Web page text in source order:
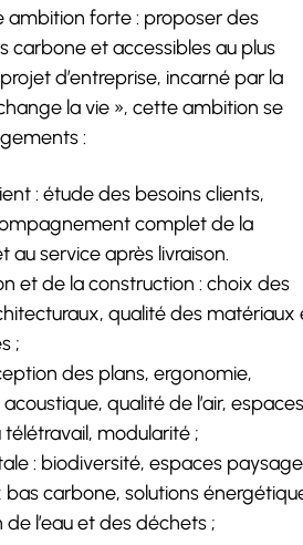
ambition forte : proposer des
carbone et accessibles au plus
d’entreprise, incarné par la
la vie », cette ambition se
:
: étude des besoins clients,
complet de la
au service après livraison.
et de la construction : choix des
qualité des matériaux
;
des plans, ergonomie,
qualité de l’air, espaces
modularité ;
: biodiversité, espaces
carbone, solutions
l’eau et des déchets ;